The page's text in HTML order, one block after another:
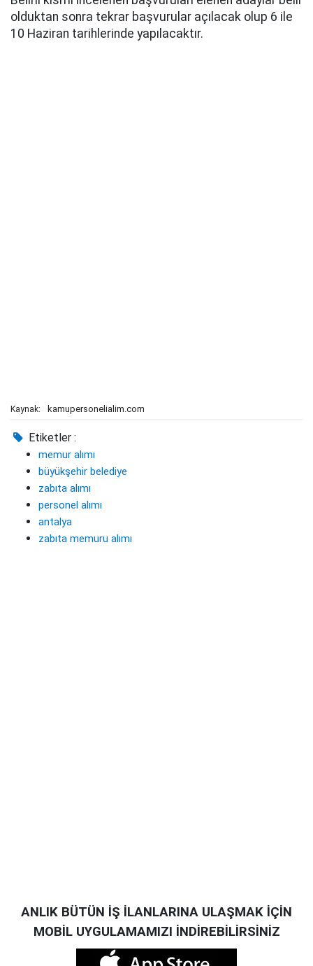
olduktan sonra tekrar başvurular açılacak olup 6 ile
10 Haziran tarihlerinde yapılacaktır.
Kaynak: kamupersonelialim.com
Etiketler :
memur alımı
büyükşehir belediye
zabıta alımı
personel alımı
antalya
zabıta memuru alımı
ANLIK BÜTÜN İŞ İLANLARINA ULAŞMAK İÇİN
MOBİL UYGULAMAMIZI İNDİREBİLİRSİNİZ